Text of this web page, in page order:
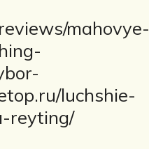
mahovye-
luchshie-
reyting/